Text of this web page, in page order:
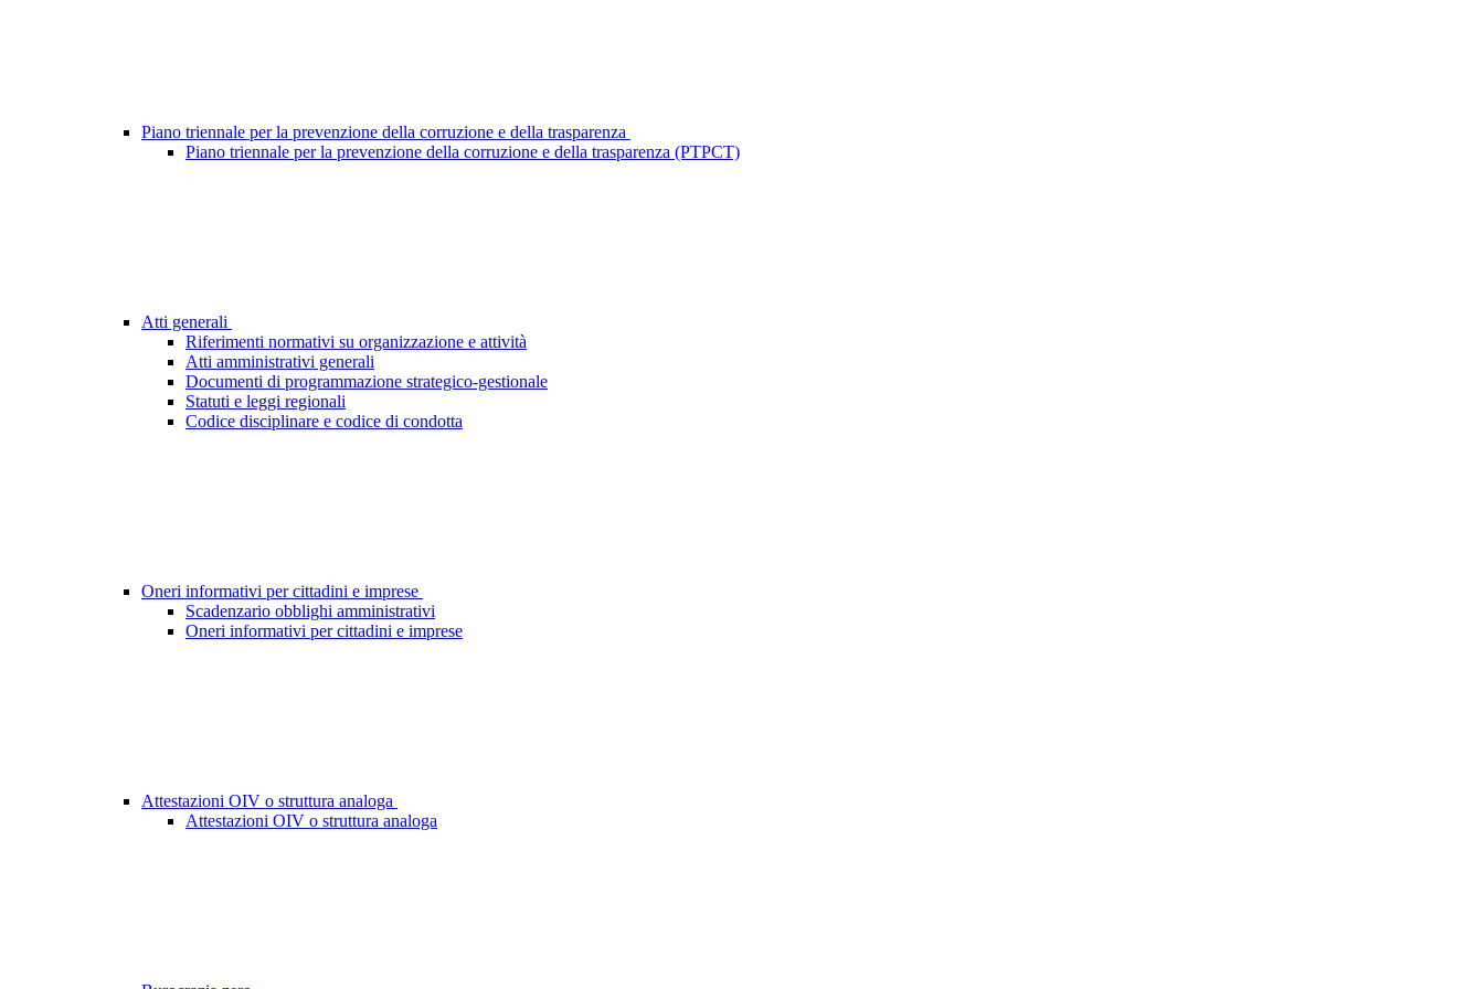
Piano triennale per la prevenzione della corruzione e della trasparenza
Piano triennale per la prevenzione della corruzione e della trasparenza (PTPCT)
Atti generali
Riferimenti normativi su organizzazione e attività
Atti amministrativi generali
Documenti di programmazione strategico-gestionale
Statuti e leggi regionali
Codice disciplinare e codice di condotta
Oneri informativi per cittadini e imprese
Scadenzario obblighi amministrativi
Oneri informativi per cittadini e imprese
Attestazioni OIV o struttura analoga
Attestazioni OIV o struttura analoga